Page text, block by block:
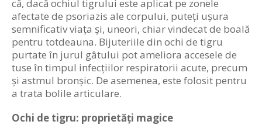
că, dacă ochiul tigrului este aplicat pe zonele
afectate de psoriazis ale corpului, puteți ușura
semnificativ viața și, uneori, chiar vindecat de boală
pentru totdeauna. Bijuteriile din ochi de tigru
purtate în jurul gâtului pot ameliora accesele de
tuse în timpul infecțiilor respiratorii acute, precum
și astmul bronșic. De asemenea, este folosit pentru
a trata bolile articulare.
Ochi de tigru: proprietăți magice